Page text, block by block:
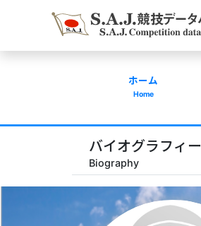
ホーム
Home
バイオグラフィー
Biography